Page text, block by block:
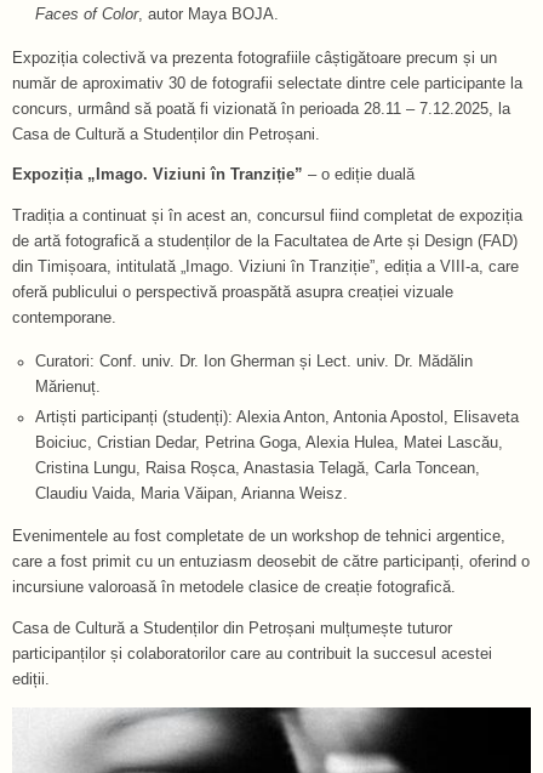
Faces of Color, autor Maya BOJA.
Expoziția colectivă va prezenta fotografiile câștigătoare precum și un
număr de aproximativ 30 de fotografii selectate dintre cele participante la
concurs, urmând să poată fi vizionată în perioada 28.11 – 7.12.2025, la
Casa de Cultură a Studenților din Petroșani.
Expoziția „Imago. Viziuni în Tranziție” – o ediție duală
Tradiția a continuat și în acest an, concursul fiind completat de expoziția
de artă fotografică a studenților de la Facultatea de Arte și Design (FAD)
din Timișoara, intitulată „Imago. Viziuni în Tranziție”, ediția a VIII-a, care
oferă publicului o perspectivă proaspătă asupra creației vizuale
contemporane.
Curatori: Conf. univ. Dr. Ion Gherman și Lect. univ. Dr. Mădălin
Mărienuț.
Artiști participanți (studenți): Alexia Anton, Antonia Apostol, Elisaveta
Boiciuc, Cristian Dedar, Petrina Goga, Alexia Hulea, Matei Lascău,
Cristina Lungu, Raisa Roșca, Anastasia Telagă, Carla Toncean,
Claudiu Vaida, Maria Văipan, Arianna Weisz.
Evenimentele au fost completate de un workshop de tehnici argentice,
care a fost primit cu un entuziasm deosebit de către participanți, oferind o
incursiune valoroasă în metodele clasice de creație fotografică.
Casa de Cultură a Studenților din Petroșani mulțumește tuturor
participanților și colaboratorilor care au contribuit la succesul acestei
ediții.